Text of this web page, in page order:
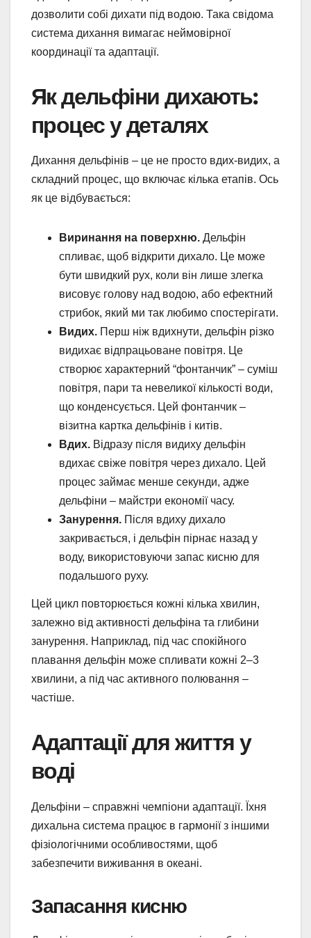
дозволити собі дихати під водою. Така свідома
система дихання вимагає неймовірної
координації та адаптації.
Як дельфіни дихають:
процес у деталях
Дихання дельфінів – це не просто вдих-видих, а
складний процес, що включає кілька етапів. Ось
як це відбувається:
Виринання на поверхню. Дельфін
спливає, щоб відкрити дихало. Це може
бути швидкий рух, коли він лише злегка
висовує голову над водою, або ефектний
стрибок, який ми так любимо спостерігати.
Видих. Перш ніж вдихнути, дельфін різко
видихає відпрацьоване повітря. Це
створює характерний “фонтанчик” – суміш
повітря, пари та невеликої кількості води,
що конденсується. Цей фонтанчик –
візитна картка дельфінів і китів.
Вдих. Відразу після видиху дельфін
вдихає свіже повітря через дихало. Цей
процес займає менше секунди, адже
дельфіни – майстри економії часу.
Занурення. Після вдиху дихало
закривається, і дельфін пірнає назад у
воду, використовуючи запас кисню для
подальшого руху.
Цей цикл повторюється кожні кілька хвилин,
залежно від активності дельфіна та глибини
занурення. Наприклад, під час спокійного
плавання дельфін може спливати кожні 2–3
хвилини, а під час активного полювання –
частіше.
Адаптації для життя у
воді
Дельфіни – справжні чемпіони адаптації. Їхня
дихальна система працює в гармонії з іншими
фізіологічними особливостями, щоб
забезпечити виживання в океані.
Запасання кисню